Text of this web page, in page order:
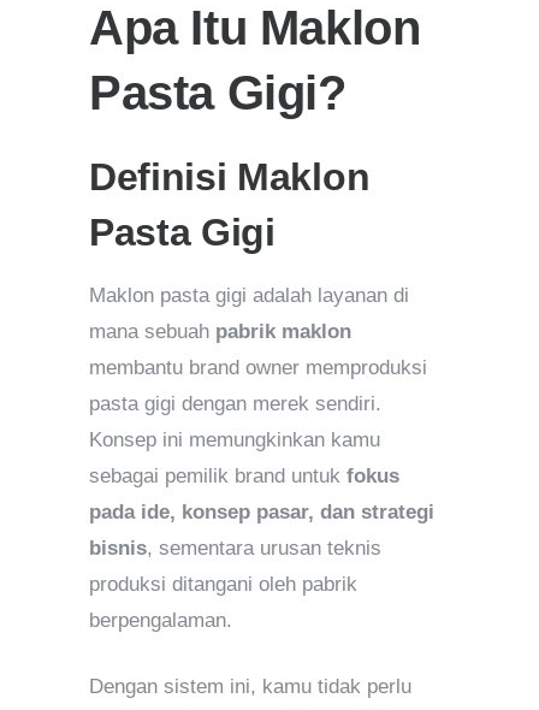
Apa Itu Maklon
Pasta Gigi?
Definisi Maklon
Pasta Gigi
Maklon pasta gigi adalah layanan di
mana sebuah pabrik maklon
membantu brand owner memproduksi
pasta gigi dengan merek sendiri.
Konsep ini memungkinkan kamu
sebagai pemilik brand untuk fokus
pada ide, konsep pasar, dan strategi
bisnis, sementara urusan teknis
produksi ditangani oleh pabrik
berpengalaman.
Dengan sistem ini, kamu tidak perlu